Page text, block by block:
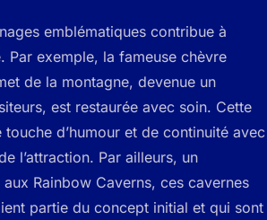
emblématiques contribue à
Par exemple, la fameuse chèvre
de la montagne, devenue un
est restaurée avec soin. Cette
touche d’humour et de continuité avec
l’attraction. Par ailleurs, un
Rainbow Caverns, ces cavernes
partie du concept initial et qui sont